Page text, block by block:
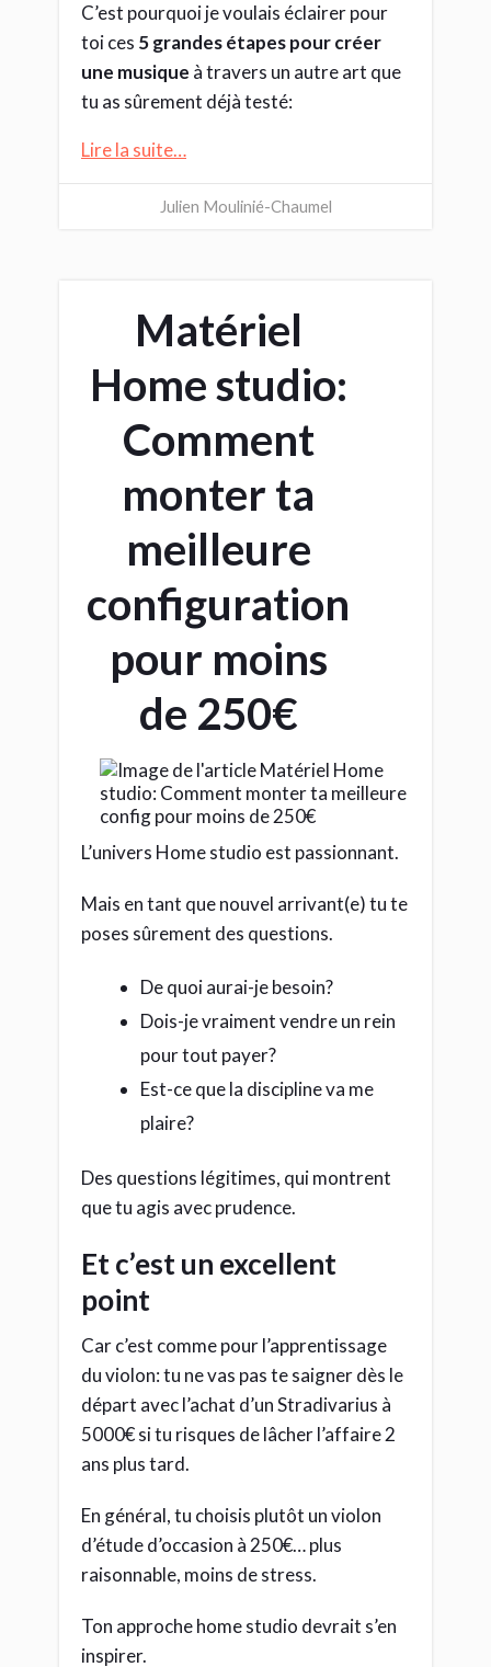
C’est pourquoi je voulais éclairer pour
toi ces 5 grandes étapes pour créer
une musique à travers un autre art que
tu as sûrement déjà testé:
Lire la suite…
Julien Moulinié-Chaumel
Matériel
Home studio:
Comment
monter ta
meilleure
configuration
pour moins
de 250€
L’univers Home studio est passionnant.
Mais en tant que nouvel arrivant(e) tu te
poses sûrement des questions.
De quoi aurai-je besoin?
Dois-je vraiment vendre un rein
pour tout payer?
Est-ce que la discipline va me
plaire?
Des questions légitimes, qui montrent
que tu agis avec prudence.
Et c’est un excellent
point
Car c’est comme pour l’apprentissage
du violon: tu ne vas pas te saigner dès le
départ avec l’achat d’un Stradivarius à
5000€ si tu risques de lâcher l’affaire 2
ans plus tard.
En général, tu choisis plutôt un violon
d’étude d’occasion à 250€… plus
raisonnable, moins de stress.
Ton approche home studio devrait s’en
inspirer.